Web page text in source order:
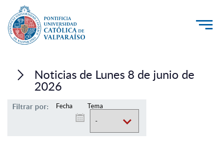
Investigación, Creación e Innovación
Vinculación con el Medio
Noticias de Lunes 8 de junio de
2026
Filtrar por: Fecha Tema